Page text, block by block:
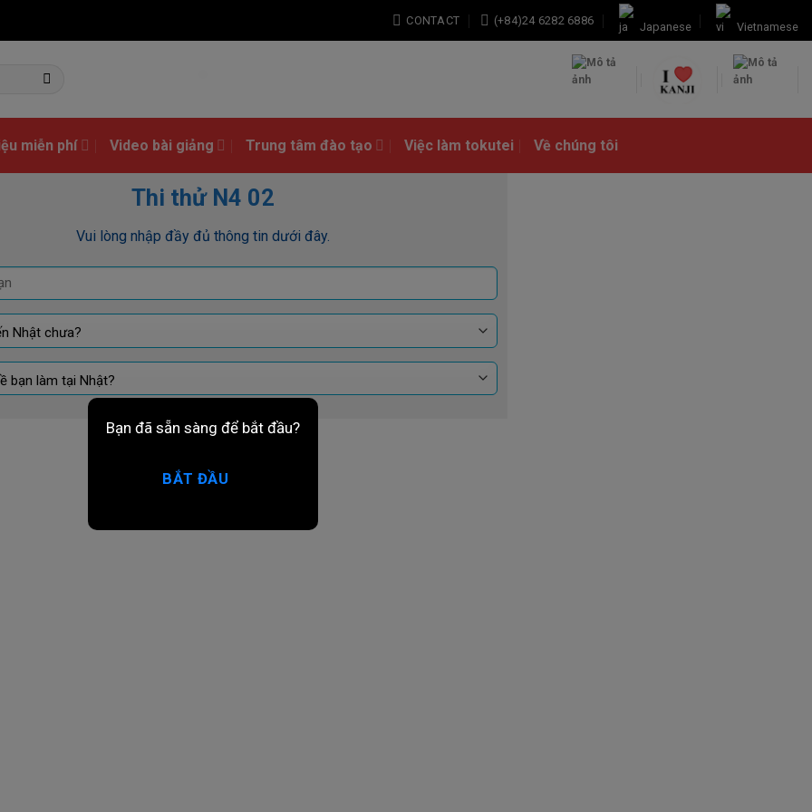
CONTACT (+84)24 6282 6886 Japanese Vietnamese
miễn phí Video bài giảng Trung tâm đào tạo Việc làm tokutei Về chúng tôi
Thi thử N4 02
Vui lòng nhập đầy đủ thông tin dưới đây.
Bạn đã sẵn sàng để bắt đầu?
BẮT ĐẦU